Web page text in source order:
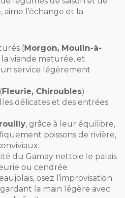
l’échange et la
(Morgon, Moulin-à-
la viande maturée, et
service légèrement
Fleurie, Chiroubles)
délicates et des entrées
, grâce à leur équilibre,
poissons de rivière,
du Gamay nettoie le palais
ou cendrée.
osez l’improvisation
la main légère avec